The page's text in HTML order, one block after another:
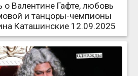
о Валентине Гафте, любовь
и танцоры-чемпионы
Каташинские 12.09.2025